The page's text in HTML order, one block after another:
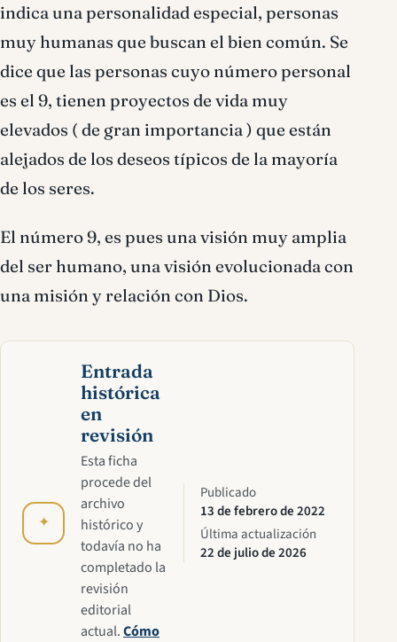
indica una personalidad especial, personas
muy humanas que buscan el bien común. Se
dice que las personas cuyo número personal
es el 9, tienen proyectos de vida muy
elevados ( de gran importancia ) que están
alejados de los deseos típicos de la mayoría
de los seres.
El número 9, es pues una visión muy amplia
del ser humano, una visión evolucionada con
una misión y relación con Dios.
✦
Entrada
histórica
en
revisión
Esta ficha
procede del
archivo
histórico y
todavía no ha
completado la
revisión
editorial
actual.Cómo
Publicado
13 de febrero de 2022
Última actualización
22 de julio de 2026